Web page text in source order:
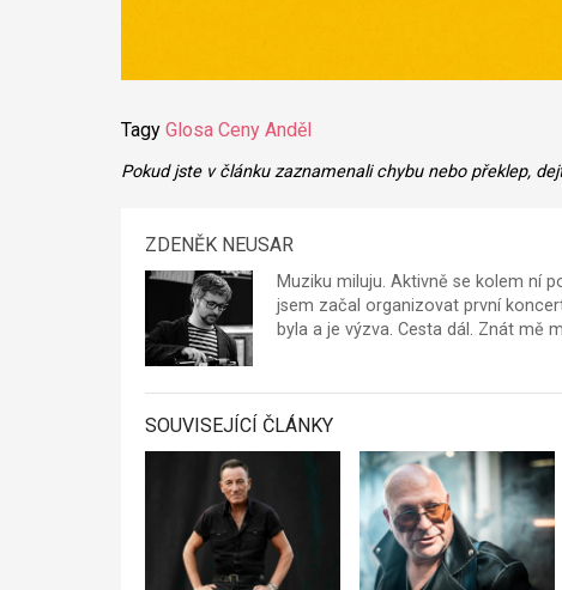
Tagy Glosa Ceny Anděl
Pokud jste v článku zaznamenali chybu nebo překlep,
ZDENĚK NEUSAR
Muziku miluju. Aktivně se kolem ní
jsem začal organizovat první
byla a je výzva. Cesta dál. Znát mě
SOUVISEJÍCÍ ČLÁNKY